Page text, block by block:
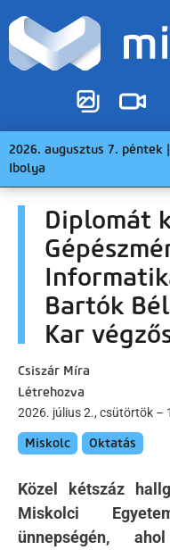
2026. augusztus 7. péntek |
Ibolya
Diplomát
Bartók
Kar
Csiszár Míra
Létrehozva
2026. július 2., csütörtök –
Miskolc Oktatás
Közel kétszáz
Miskolci
ünnepségén,